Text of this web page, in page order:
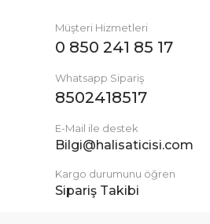
Müşteri Hizmetleri
0 850 241 85 17
Whatsapp Sipariş
8502418517
E-Mail ile destek
Bilgi@halisaticisi.com
Kargo durumunu öğren
Sipariş Takibi